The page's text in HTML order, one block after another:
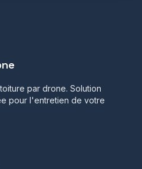
par drone. Solution
pour l'entretien de votre